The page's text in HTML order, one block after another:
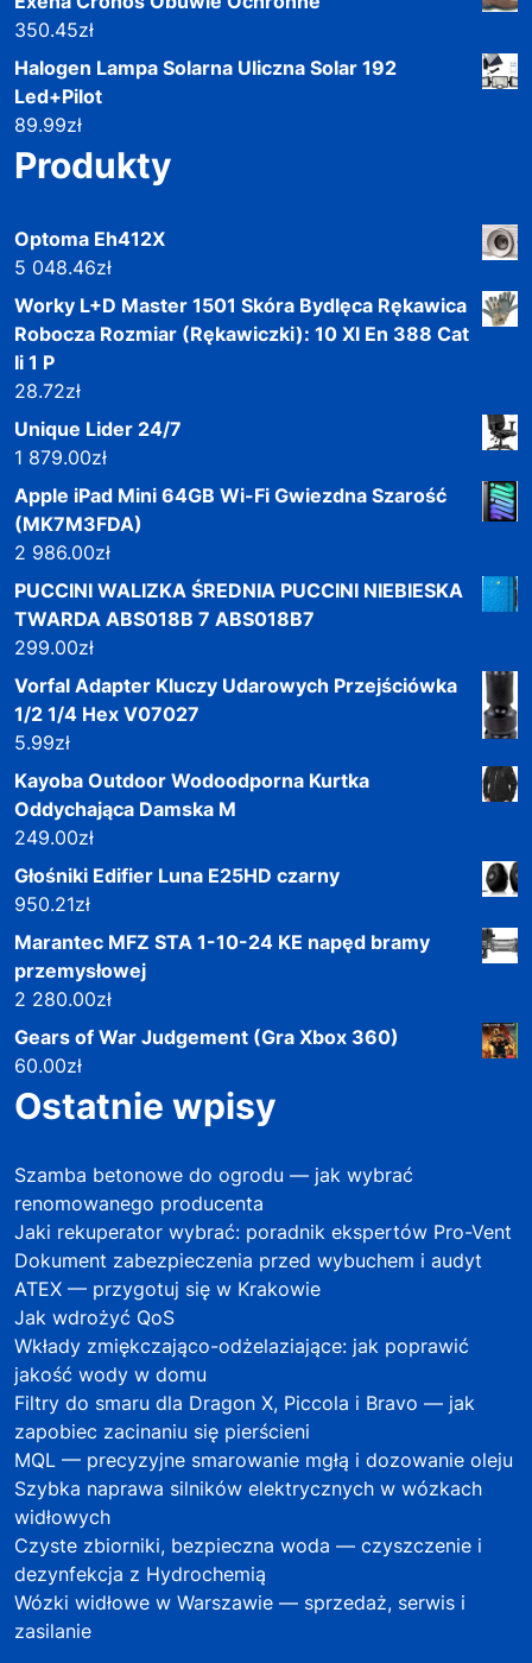
350.45zł
Halogen Lampa Solarna Uliczna Solar 192
Led+Pilot
89.99zł
Produkty
Optoma Eh412X
5 048.46zł
Worky L+D Master 1501 Skóra Bydlęca Rękawica
Robocza Rozmiar (Rękawiczki): 10 Xl En 388 Cat
Ii 1 P
28.72zł
Unique Lider 24/7
1 879.00zł
Apple iPad Mini 64GB Wi-Fi Gwiezdna Szarość
(MK7M3FDA)
2 986.00zł
PUCCINI WALIZKA ŚREDNIA PUCCINI NIEBIESKA
TWARDA ABS018B 7 ABS018B7
299.00zł
Vorfal Adapter Kluczy Udarowych Przejściówka
1/2 1/4 Hex V07027
5.99zł
Kayoba Outdoor Wodoodporna Kurtka
Oddychająca Damska M
249.00zł
Głośniki Edifier Luna E25HD czarny
950.21zł
Marantec MFZ STA 1-10-24 KE napęd bramy
przemysłowej
2 280.00zł
Gears of War Judgement (Gra Xbox 360)
60.00zł
Ostatnie wpisy
Szamba betonowe do ogrodu — jak wybrać
renomowanego producenta
Jaki rekuperator wybrać: poradnik ekspertów Pro-Vent
Dokument zabezpieczenia przed wybuchem i audyt
ATEX — przygotuj się w Krakowie
Jak wdrożyć QoS
Wkłady zmiękczająco-odżelaziające: jak poprawić
jakość wody w domu
Filtry do smaru dla Dragon X, Piccola i Bravo — jak
zapobiec zacinaniu się pierścieni
MQL — precyzyjne smarowanie mgłą i dozowanie oleju
Szybka naprawa silników elektrycznych w wózkach
widłowych
Czyste zbiorniki, bezpieczna woda — czyszczenie i
dezynfekcja z Hydrochemią
Wózki widłowe w Warszawie — sprzedaż, serwis i
zasilanie